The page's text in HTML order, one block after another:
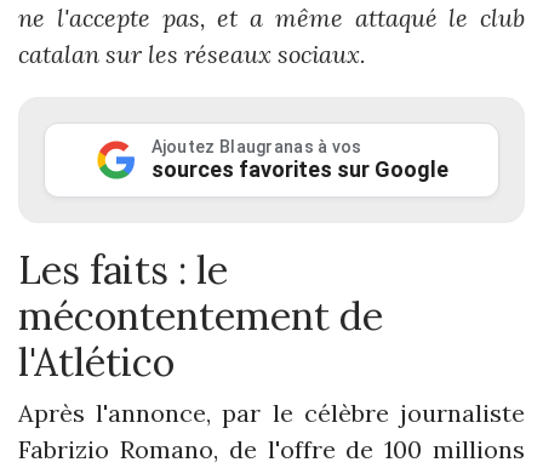
ne l'accepte pas, et a même attaqué le club
catalan sur les réseaux sociaux.
Ajoutez Blaugranas à vos
sources favorites sur Google
Les faits : le
mécontentement de
l'Atlético
Après l'annonce, par le célèbre journaliste
Fabrizio Romano, de l'offre de 100 millions